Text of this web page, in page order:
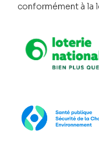
conformément à la
Loterie